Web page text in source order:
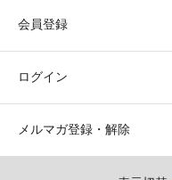
会員登録
ログイン
メルマガ登録・解除